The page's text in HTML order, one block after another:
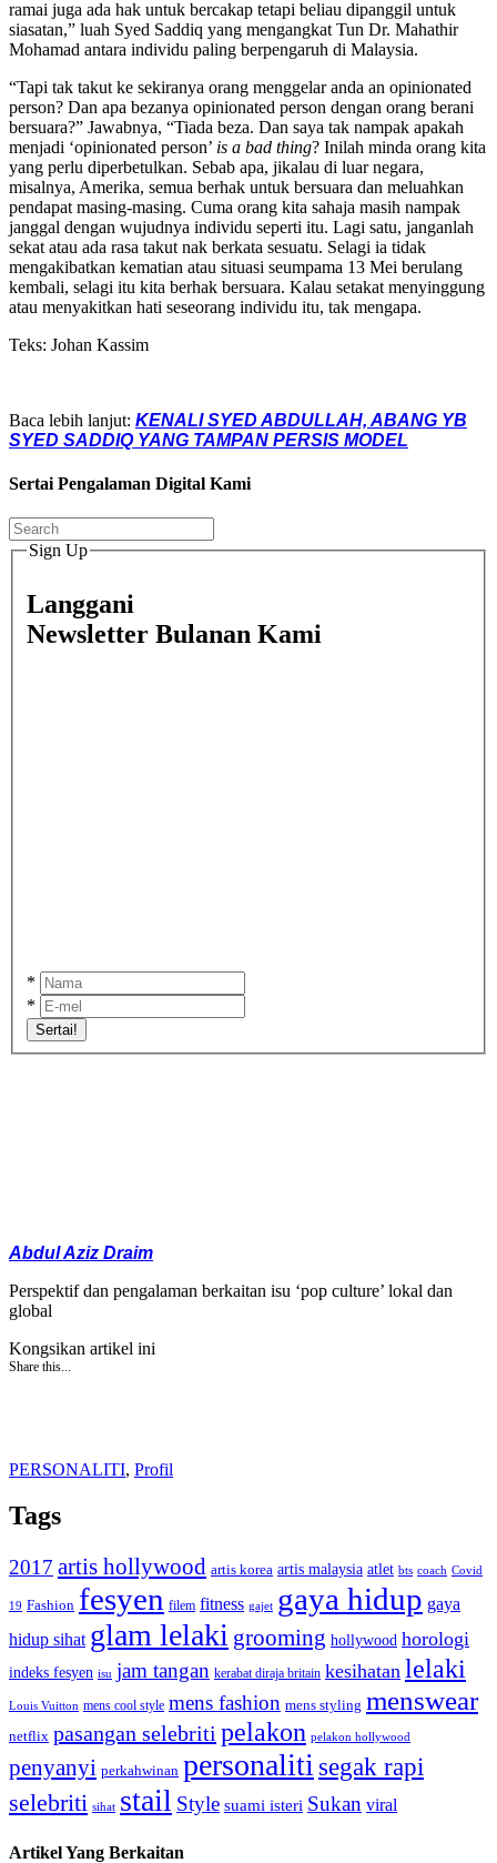
ramai juga ada hak untuk bercakap tetapi beliau dipanggil untuk
siasatan,” luah Syed Saddiq yang mengangkat Tun Dr. Mahathir
Mohamad antara individu paling berpengaruh di Malaysia.
“Tapi tak takut ke sekiranya orang menggelar anda an opinionated
person? Dan apa bezanya opinionated person dengan orang berani
bersuara?” Jawabnya, “Tiada beza. Dan saya tak nampak apakah
menjadi ‘opinionated person’ is a bad thing? Inilah minda orang kita
yang perlu diperbetulkan. Sebab apa, jikalau di luar negara,
misalnya, Amerika, semua berhak untuk bersuara dan meluahkan
pendapat masing-masing. Cuma orang kita sahaja masih nampak
janggal dengan wujudnya individu seperti itu. Lagi satu, janganlah
sekat atau ada rasa takut nak berkata sesuatu. Selagi ia tidak
mengakibatkan kematian atau situasi seumpama 13 Mei berulang
kembali, selagi itu kita berhak bersuara. Kalau setakat menyinggung
atau menyakitkan hati seseorang individu itu, tak mengapa.
Teks: Johan Kassim
Baca lebih lanjut: KENALI SYED ABDULLAH, ABANG YB
SYED SADDIQ YANG TAMPAN PERSIS MODEL
Sertai Pengalaman Digital Kami
Sign Up
Langgani
Newsletter Bulanan Kami
*
*
Sertai!
Abdul Aziz Draim
Perspektif dan pengalaman berkaitan isu ‘pop culture’ lokal dan
global
Kongsikan artikel ini
Share this...
PERSONALITI, Profil
Tags
2017 artis hollywood artis korea artis malaysia atlet bts coach Covid
19 Fashion fesyen filem fitness gajet gaya hidup gaya
hidup sihat glam lelaki grooming hollywood horologi
indeks fesyen isu jam tangan kerabat diraja britain kesihatan lelaki
Louis Vuitton mens cool style mens fashion mens styling menswear
netflix pasangan selebriti pelakon pelakon hollywood
penyanyi perkahwinan personalitisegak rapi
selebriti sihat stail Style suami isteri Sukan viral
Artikel Yang Berkaitan